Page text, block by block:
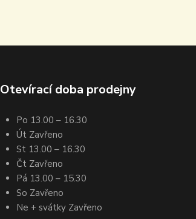
Otevírací doba prodejny
Po 13.00 – 16.30
Út Zavřeno
St 13.00 – 16.30
Čt Zavřeno
Pá 13.00 – 15.30
So Zavřeno
Ne + svátky Zavřeno